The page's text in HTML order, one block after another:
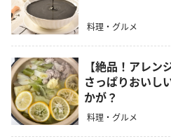
料理・グルメ
【絶品！アレ
さっぱりおいし
かが？
料理・グルメ